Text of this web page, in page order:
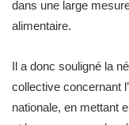
dans une large
alimentaire.
Il a donc souligné la
collective concernant
nationale, en mettant